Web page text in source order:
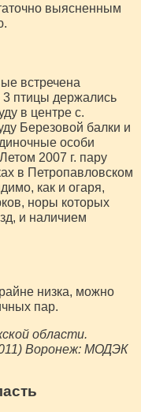
выясненным
встречена
3 птицы держались
в центре с.
Березовой балки и
особи
2007 г. пару
в Петропавловском
как и огаря,
норы которых
и наличием
низка, можно
пар.
области.
Воронеж: МОДЭК